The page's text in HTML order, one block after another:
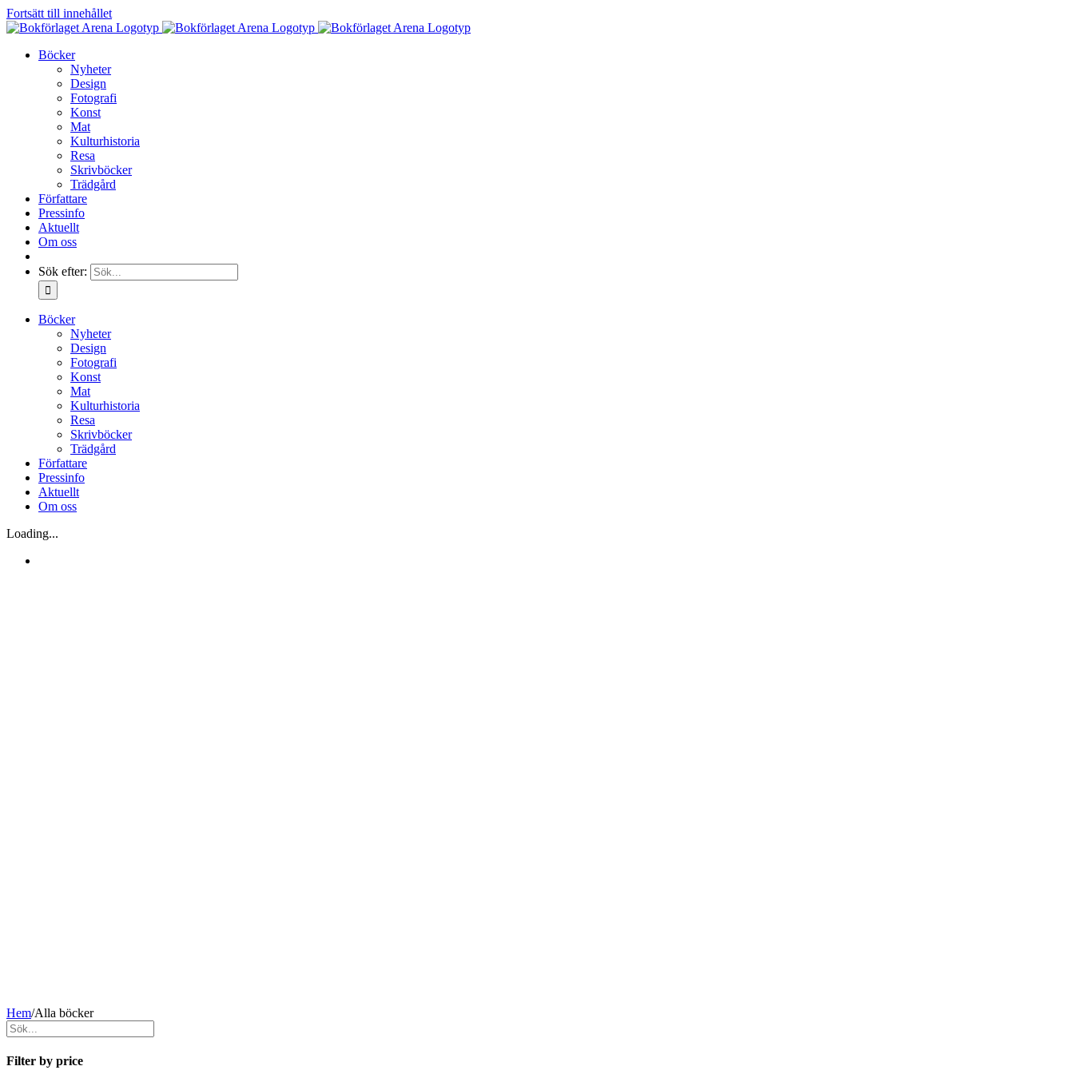
Fortsätt till innehållet
Böcker
Nyheter
Design
Fotografi
Konst
Mat
Kulturhistoria
Resa
Skrivböcker
Trädgård
Författare
Pressinfo
Aktuellt
Om oss
Sök efter:
Böcker
Nyheter
Design
Fotografi
Konst
Mat
Kulturhistoria
Resa
Skrivböcker
Trädgård
Författare
Pressinfo
Aktuellt
Om oss
Loading...
Hem/Alla böcker
Filter by price